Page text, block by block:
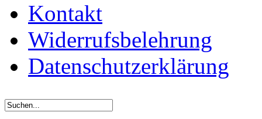
Kontakt
Widerrufsbelehrung
Datenschutzerklärung